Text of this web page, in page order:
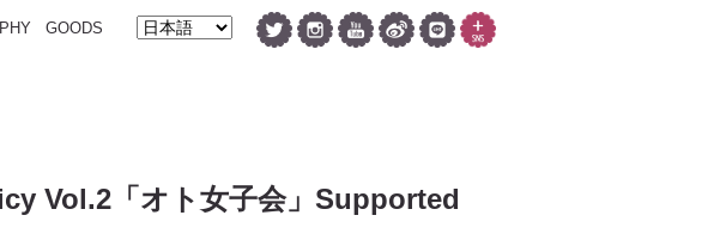
GOODS
Vol.2「オト女子会」Supported